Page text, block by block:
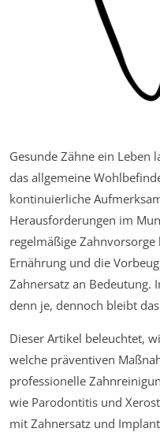
Gesunde Zähne ein Leben
das allgemeine
kontinuierliche
Herausforderungen im
regelmäßige
Ernährung und die
Zahnersatz an Bedeutung.
denn je, dennoch bleibt
Dieser Artikel beleuchtet,
welche präventiven
professionelle
wie Parodontitis und
mit Zahnersatz und